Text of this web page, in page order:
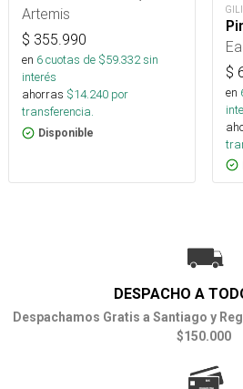
Artemis
$ 355.990
en 6cuotas de $59.332sin
interés
ahorras $14.240 por
transferencia.
Disponible
$
en
DESPACHO A
Despachamos Gratis a Santiago y
$150.000